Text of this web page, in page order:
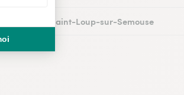
Fleuristes à Saint-Loup-sur-Semouse
Fleuristes à Héricourt